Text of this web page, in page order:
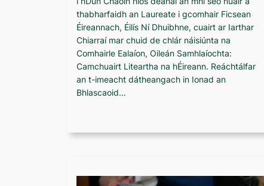
thabharfaidh an Laureate i gcomhair Ficsean
Éireannach, Éilís Ní Dhuibhne, cuairt ar Iarthar
Chiarraí mar chuid de chlár náisiúnta na
Comhairle Ealaíon, Oileán Samhlaíochta:
Camchuairt Liteartha na hÉireann. Reáchtálfar
an t-imeacht dátheangach in Ionad an
Bhlascaoid…